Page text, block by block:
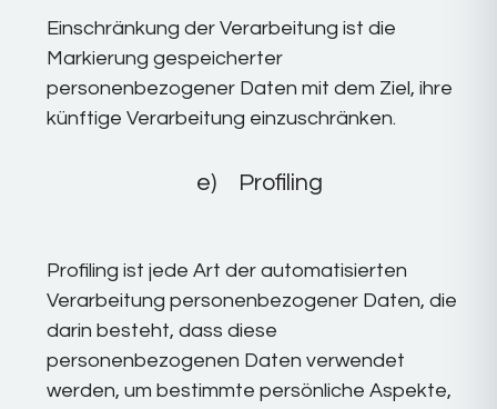
Einschränkung der Verarbeitung ist die
Markierung gespeicherter
personenbezogener Daten mit dem Ziel, ihre
künftige Verarbeitung einzuschränken.
e) Profiling
Profiling ist jede Art der automatisierten
Verarbeitung personenbezogener Daten, die
darin besteht, dass diese
personenbezogenen Daten verwendet
werden, um bestimmte persönliche Aspekte,